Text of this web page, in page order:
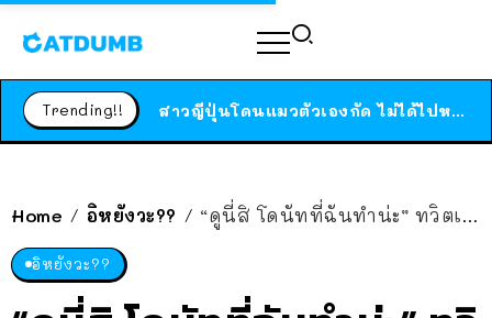
Trending!! ได้เวลาเด็กหนวดรวมตัว RF Online Next เปิดให้เล่นแล้ว เกม Sci-Fi MMORPG ระดับตำนาน เล่นได้ทั้งมือถือและ PC
Home / อิหยังวะ?? / “ดูนี่สิ โดนัทที่ฉันทำน่ะ” ทวิตเตอร์คนญี่ปุ่นทำ ‘โดนัท’ ชาวเน็ตบอก ดูกรอบน่ากิน!
อิหยังวะ??